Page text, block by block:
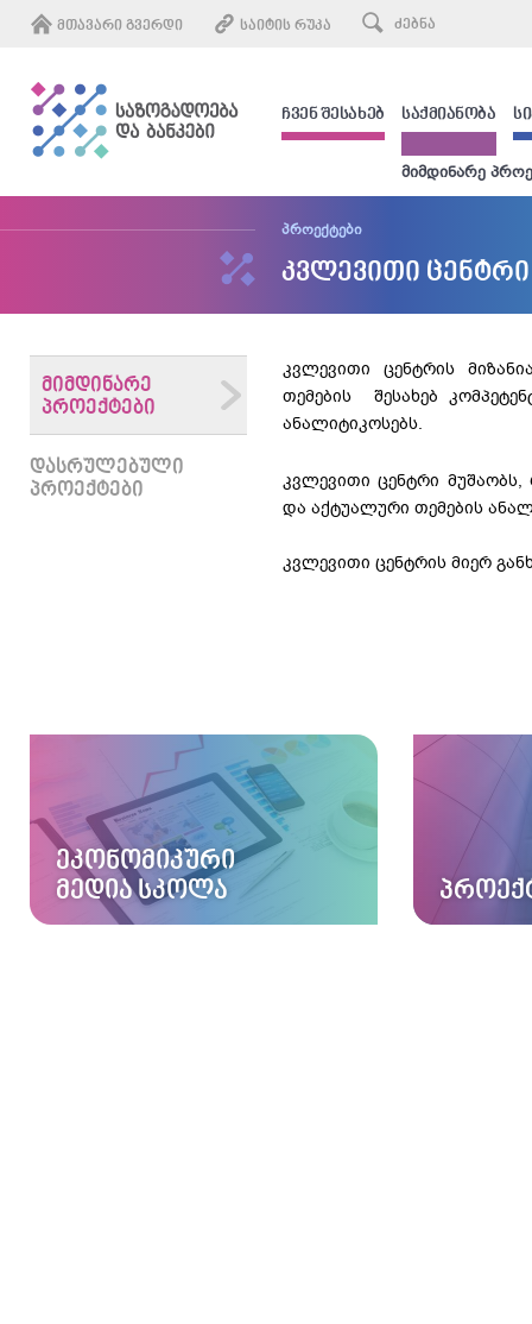
ᲛᲗᲐᲕᲐᲠᲘ ᲒᲕᲔᲠᲓᲘ ᲡᲐᲘᲢᲘᲡ ᲠᲣᲙᲐ
ᲩᲕᲔᲜ ᲨᲔᲡᲐᲮᲔᲑ ᲡᲐᲥᲛᲘᲐᲜᲝᲑᲐ
მიმდინარე
პროექტები
კვლევითი ცენტრი
ᲛᲘᲛᲓᲘᲜᲐᲠᲔ
ᲞᲠᲝᲔᲥᲢᲔᲑᲘ
ᲓᲐᲡᲠᲣᲚᲔᲑᲣᲚᲘ
ᲞᲠᲝᲔᲥᲢᲔᲑᲘ
კვლევითი ცენტრის
თემების შესახებ
ანალიტიკოსებს.
კვლევითი ცენტრი
და აქტუალური თემების
კვლევითი ცენტრის მიერ
ᲔᲙᲝᲜᲝᲛᲘᲙᲣᲠᲘ
ᲛᲔᲓᲘᲐ ᲡᲙᲝᲚᲐ